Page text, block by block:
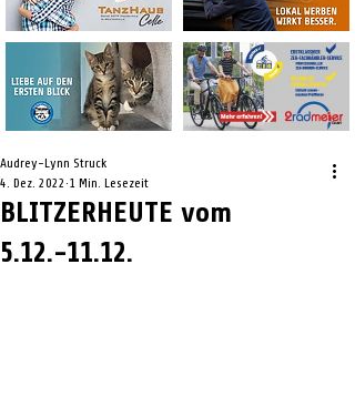
BLITZERHEUTE vom
5.12.-11.12.
Audrey-Lynn Struck
4. Dez. 2022 1 Min. Lesezeit